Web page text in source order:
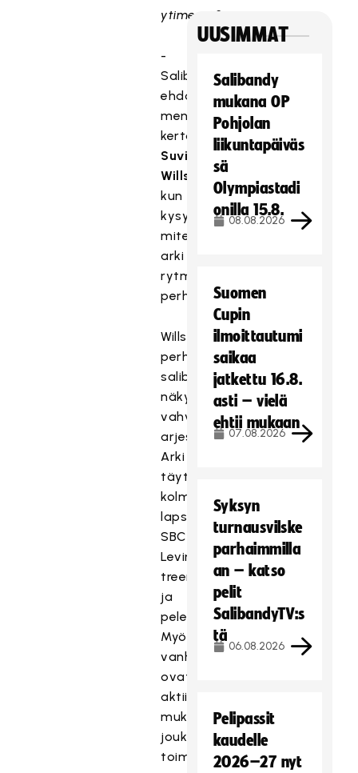
ytimessä?
-
Salibandyn
ehdoilla
mennään,
kertoo
Suvi
Willström,
kun
kysytään
miten
arki
rytmittyy
perheessä.
Willströmien
perheessä
salibandy
näkyy
vahvasti
arjessa.
Arki
täyttyy
kolmen
lapsen
SBC
Levin
treeneistä
ja
peleistä.
Myös
vanhemmat
ovat
aktiivisesti
mukana
joukkueiden
toiminnassa
UUSIMMAT
Salibandy
mukana OP
Pohjolan
liikuntapäiväs
sä
Olympiastadi
onilla 15.8.
08.08.2026
Suomen
Cupin
ilmoittautumi
saikaa
jatkettu 16.8.
asti – vielä
ehtii mukaan
07.08.2026
Syksyn
turnausvilske
parhaimmilla
an – katso
pelit
SalibandyTV:s
tä
06.08.2026
Pelipassit
kaudelle
2026–27 nyt